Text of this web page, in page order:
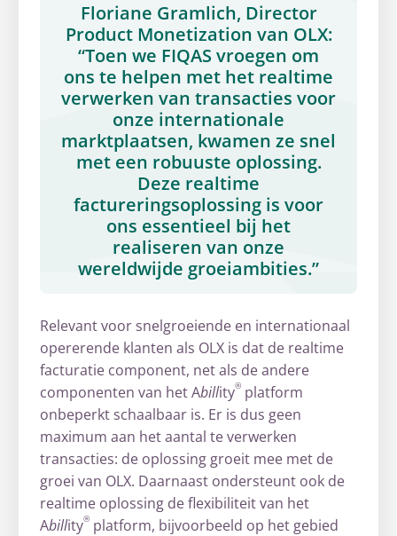
Floriane Gramlich, Director
Product Monetization van OLX:
“Toen we FIQAS vroegen om
ons te helpen met het realtime
verwerken van transacties voor
onze internationale
marktplaatsen, kwamen ze snel
met een robuuste oplossing.
Deze realtime
factureringsoplossing is voor
ons essentieel bij het
realiseren van onze
wereldwijde groeiambities.”
Relevant voor snelgroeiende en internationaal
opererende klanten als OLX is dat de realtime
facturatie component, net als de andere
componenten van het Abillity® platform
onbeperkt schaalbaar is. Er is dus geen
maximum aan het aantal te verwerken
transacties: de oplossing groeit mee met de
groei van OLX. Daarnaast ondersteunt ook de
realtime oplossing de flexibiliteit van het
Abillity® platform, bijvoorbeeld op het gebied